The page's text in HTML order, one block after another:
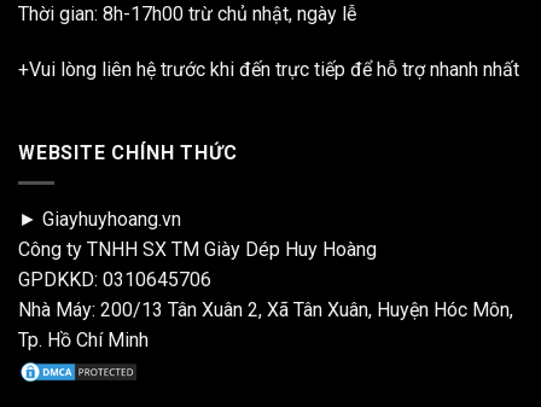
Thời gian: 8h-17h00 trừ chủ nhật, ngày lễ
+Vui lòng liên hệ trước khi đến trực tiếp để hỗ trợ nhanh nhất
WEBSITE CHÍNH THỨC
► Giayhuyhoang.vn
Công ty TNHH SX TM Giày Dép Huy Hoàng
GPDKKD: 0310645706
Nhà Máy: 200/13 Tân Xuân 2, Xã Tân Xuân, Huyện Hóc Môn,
Tp. Hồ Chí Minh